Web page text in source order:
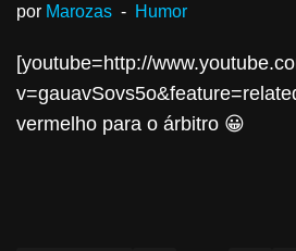
por Marozas Humor
[youtube=http://
vermelho para o árbitro 😀